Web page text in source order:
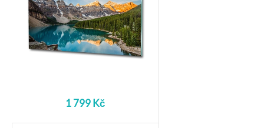
1 799 Kč